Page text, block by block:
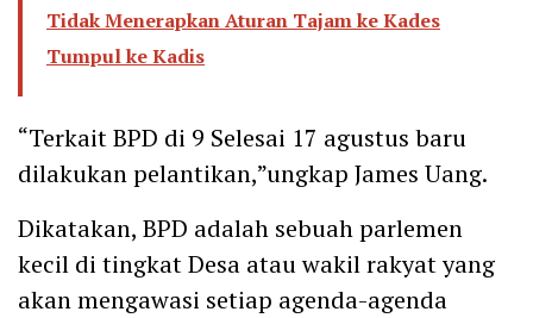
Tidak Menerapkan Aturan Tajam ke Kades
Tumpul ke Kadis
“Terkait BPD di 9 Selesai 17 agustus baru
dilakukan pelantikan,”ungkap James Uang.
Dikatakan, BPD adalah sebuah parlemen
kecil di tingkat Desa atau wakil rakyat yang
akan mengawasi setiap agenda-agenda